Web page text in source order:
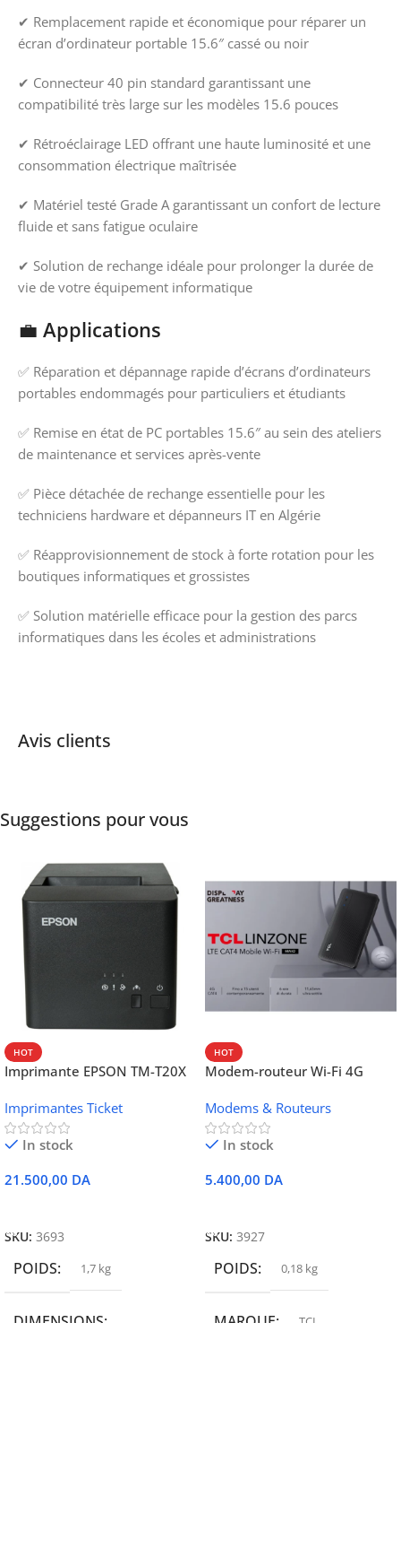
✔ Remplacement rapide et économique pour réparer un
écran d’ordinateur portable 15.6″ cassé ou noir
✔ Connecteur 40 pin standard garantissant une
compatibilité très large sur les modèles 15.6 pouces
✔ Rétroéclairage LED offrant une haute luminosité et une
consommation électrique maîtrisée
✔ Matériel testé Grade A garantissant un confort de lecture
fluide et sans fatigue oculaire
✔ Solution de rechange idéale pour prolonger la durée de
vie de votre équipement informatique
💼 Applications
✅ Réparation et dépannage rapide d’écrans d’ordinateurs
portables endommagés pour particuliers et étudiants
✅ Remise en état de PC portables 15.6″ au sein des ateliers
de maintenance et services après-vente
✅ Pièce détachée de rechange essentielle pour les
techniciens hardware et dépanneurs IT en Algérie
✅ Réapprovisionnement de stock à forte rotation pour les
boutiques informatiques et grossistes
✅ Solution matérielle efficace pour la gestion des parcs
informatiques dans les écoles et administrations
Avis clients
Suggestions pour vous
HOT
Imprimante EPSON TM-T20X
Ethernet
Imprimantes Ticket
In stock
21.500,00 DA
SKU: 3693
POIDS 1,7 kg
DIMENSIONS
HOT
Modem-routeur Wi-Fi 4G
Modems & Routeurs
In stock
5.400,00 DA
SKU: 3927
POIDS 0,18 kg
MARQUE TCL